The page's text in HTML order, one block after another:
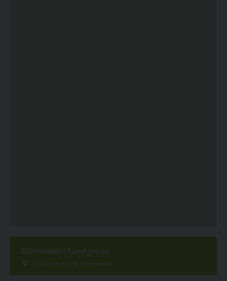
Eläinlääkäri Tuovi Joona
Vartiokatu 14-16, Rovaniemi